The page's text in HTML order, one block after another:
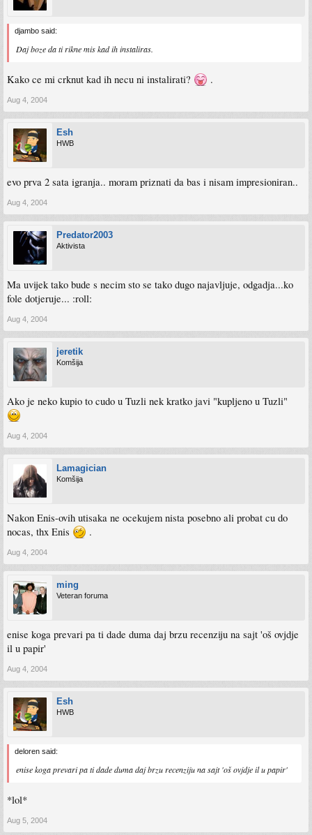
djambo said:
Daj boze da ti rikne mis kad ih instaliras.
Kako ce mi crknut kad ih necu ni instalirati? .
Aug 4, 2004
Esh
HWB
evo prva 2 sata igranja.. moram priznati da bas i nisam impresioniran..
Aug 4, 2004
Predator2003
Aktivista
Ma uvijek tako bude s necim sto se tako dugo najavljuje, odgadja...ko
fole dotjeruje... :roll:
Aug 4, 2004
jeretik
Komšija
Ako je neko kupio to cudo u Tuzli nek kratko javi "kupljeno u Tuzli"
Aug 4, 2004
Lamagician
Komšija
Nakon Enis-ovih utisaka ne ocekujem nista posebno ali probat cu do
nocas, thx Enis
.
Aug 4, 2004
ming
Veteran foruma
enise koga prevari pa ti dade duma daj brzu recenziju na sajt 'oš ovjdje
il u papir'
Aug 4, 2004
Esh
HWB
deloren said:
enise koga prevari pa ti dade duma daj brzu recenziju na sajt 'oš ovjdje il u papir'
*lol*
Aug 5, 2004